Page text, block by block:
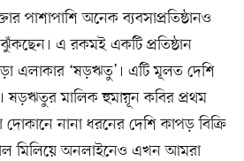
পাশাপাশি অনেক ব্যবসাপ্রতিষ্ঠানও
এ রকমই একটি প্রতিষ্ঠান
এলাকার ‘ষড়ঋতু’। এটি মূলত দেশি
ষড়ঋতুর মালিক হুমায়ূন কবির প্রথম
নানা ধরনের দেশি কাপড় বিক্রি
মিলিয়ে অনলাইনেও এখন আমরা